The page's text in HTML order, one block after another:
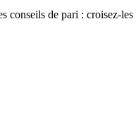
de pari : croisez-